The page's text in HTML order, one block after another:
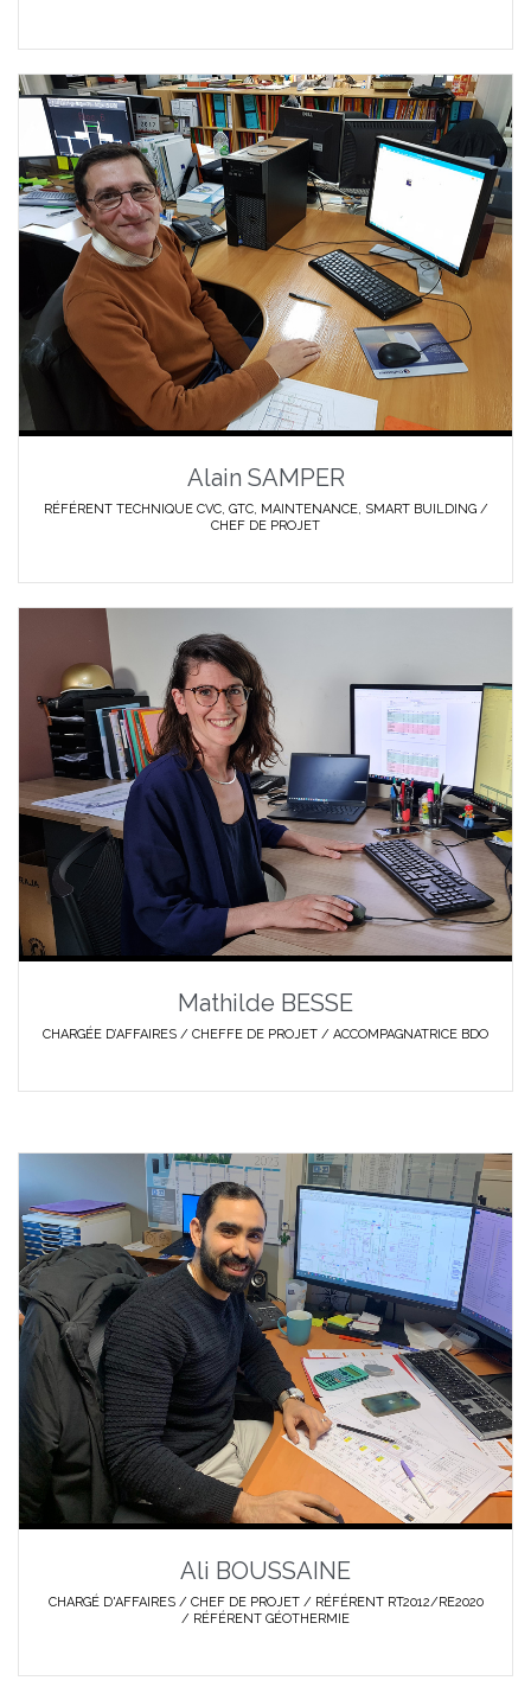
Alain SAMPER
RÉFÉRENT TECHNIQUE CVC, GTC, MAINTENANCE, SMART BUILDING /
CHEF DE PROJET
Mathilde BESSE
CHARGÉE D’AFFAIRES / CHEFFE DE PROJET / ACCOMPAGNATRICE BDO
Ali BOUSSAINE
CHARGÉ D'AFFAIRES / CHEF DE PROJET / RÉFÉRENT RT2012/RE2020
/ RÉFÉRENT GÉOTHERMIE